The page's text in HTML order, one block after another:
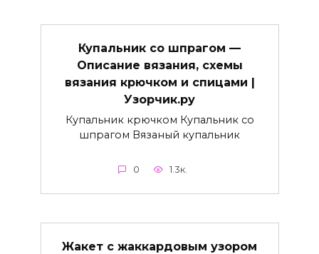
Купальник со шпрагом —
Описание вязания, схемы
вязания крючком и спицами |
Узорчик.ру
Купальник крючком Купальник со
шпрагом Вязаный купальник
0 1.3к.
Жакет с жаккардовым узором